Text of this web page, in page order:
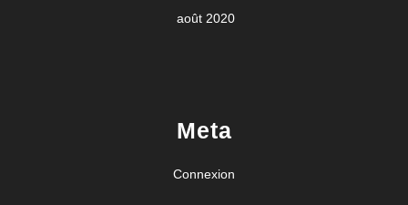
août 2020
Meta
Connexion